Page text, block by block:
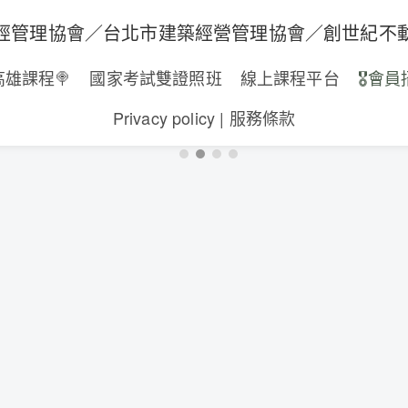
管理協會／台北市建築經營管理協會／創世紀不
課程🍭 國家考試雙證照班 線上課程平台
🎖️會員
Privacy policy | 服務條款